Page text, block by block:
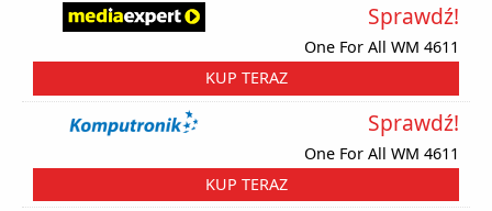
One For All WM 4611
Sprawdź!
KUP TERAZ
One For All WM 4611
Sprawdź!
KUP TERAZ